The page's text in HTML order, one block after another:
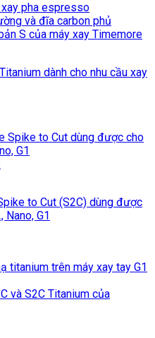
dành cho nhu cầu xay
to Cut (S2C) dùng được
Nano, G1